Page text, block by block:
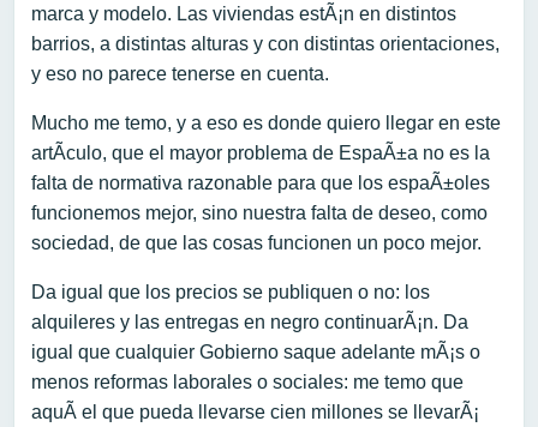
marca y modelo. Las viviendas estÃ¡n en distintos
barrios, a distintas alturas y con distintas orientaciones,
y eso no parece tenerse en cuenta.
Mucho me temo, y a eso es donde quiero llegar en este
artÃ­culo, que el mayor problema de EspaÃ±a no es la
falta de normativa razonable para que los espaÃ±oles
funcionemos mejor, sino nuestra falta de deseo, como
sociedad, de que las cosas funcionen un poco mejor.
Da igual que los precios se publiquen o no: los
alquileres y las entregas en negro continuarÃ¡n. Da
igual que cualquier Gobierno saque adelante mÃ¡s o
menos reformas laborales o sociales: me temo que
aquÃ­ el que pueda llevarse cien millones se llevarÃ¡